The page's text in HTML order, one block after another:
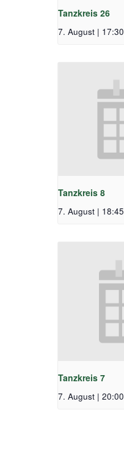
Tanzkreis 26
7. August | 17:30
Tanzkreis 8
7. August | 18:45
Tanzkreis 7
7. August | 20:00